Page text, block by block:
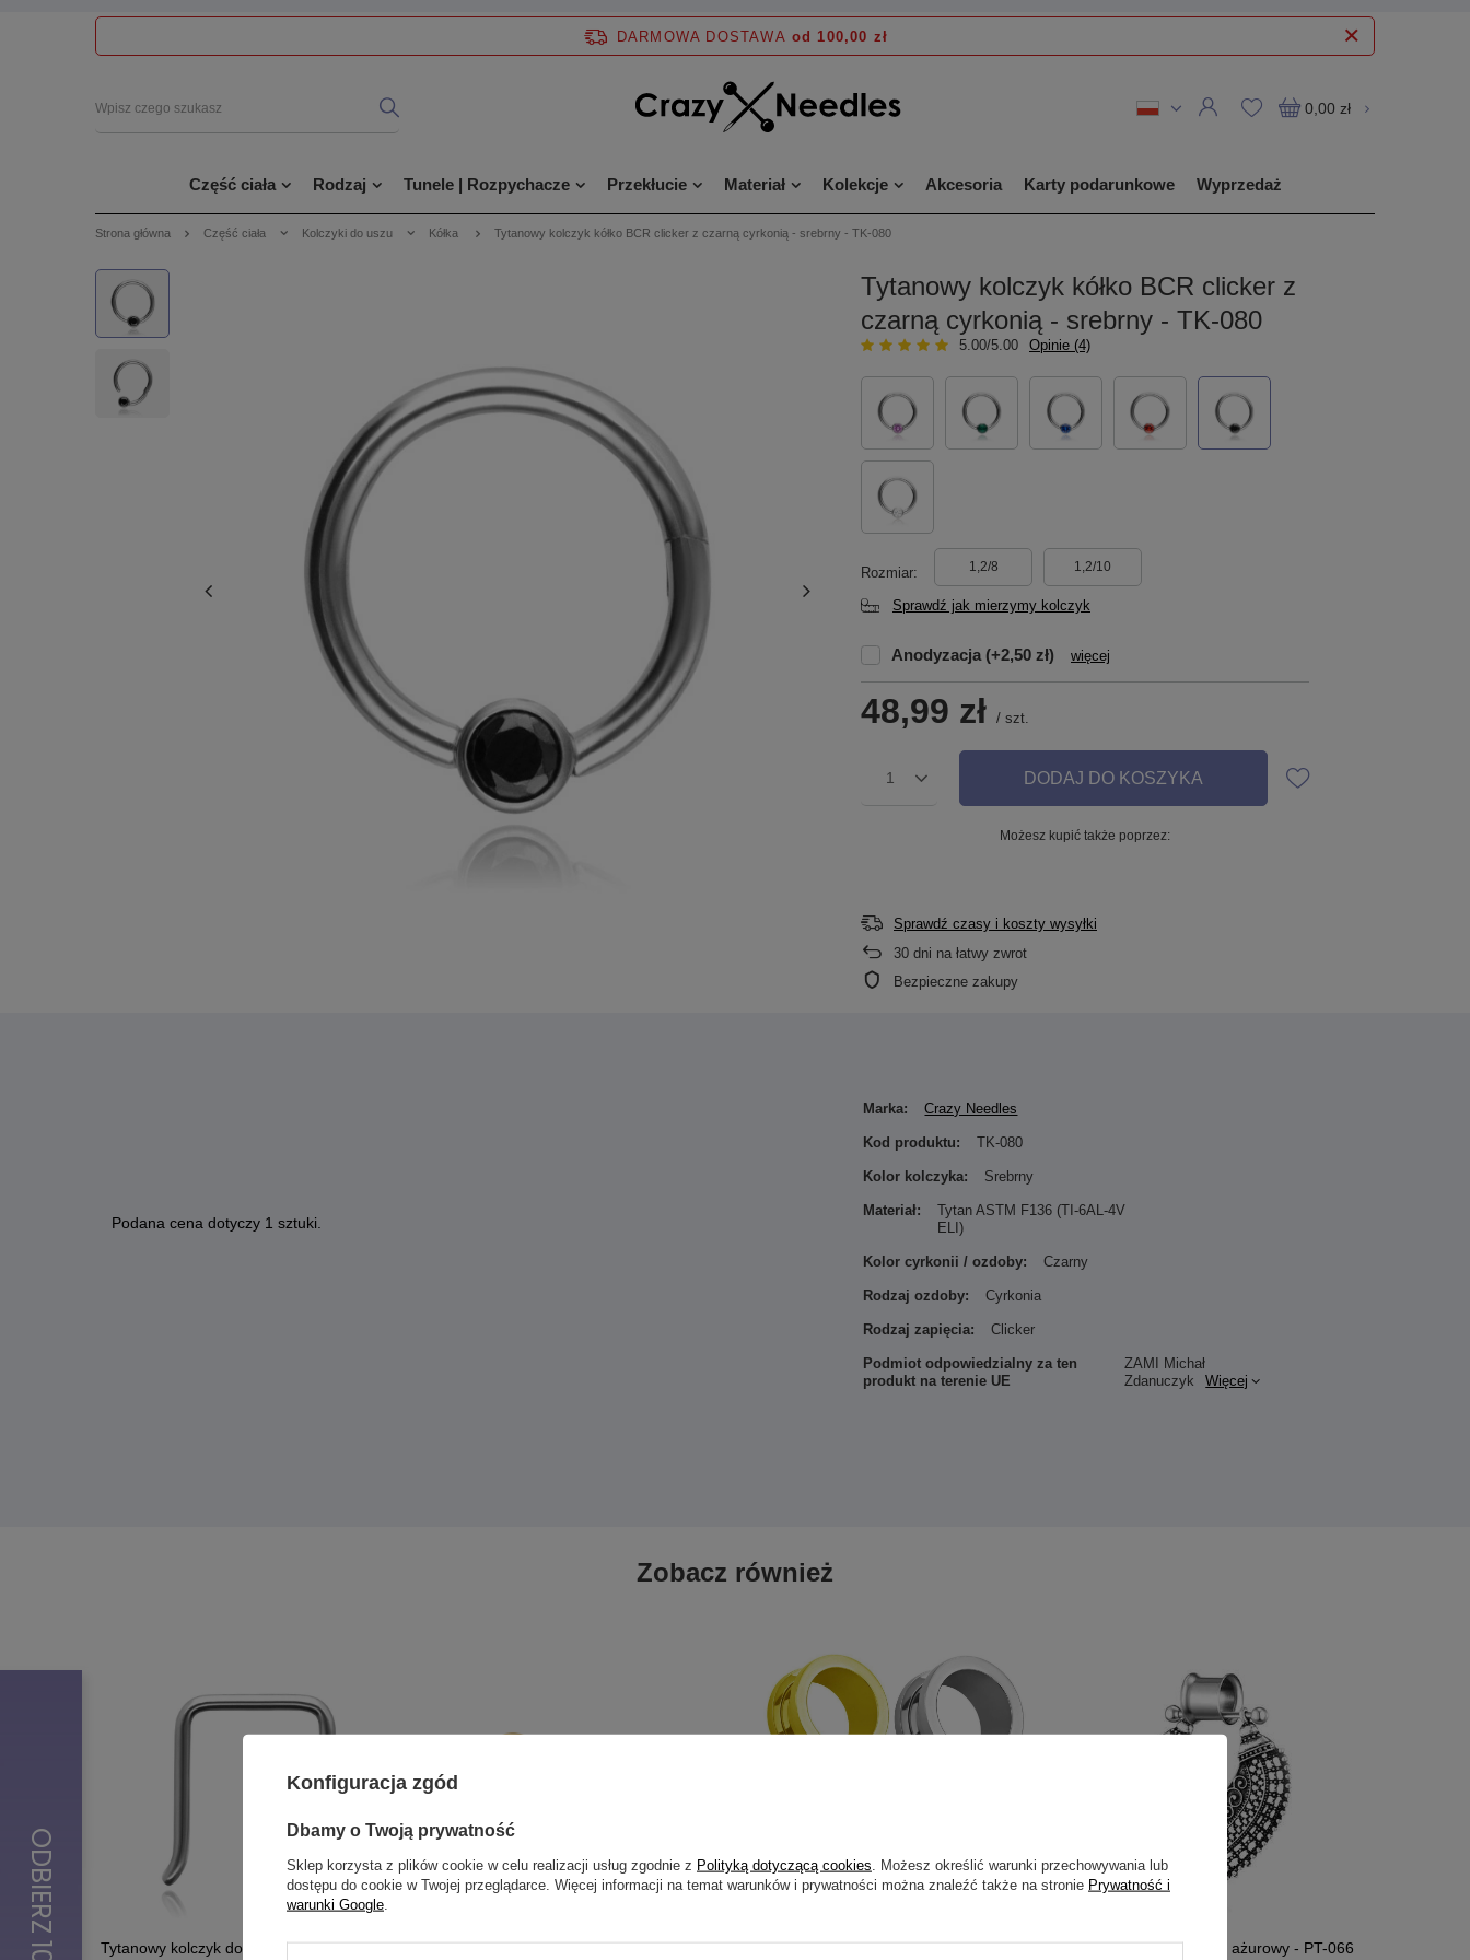
DARMOWA DOSTAWA od 100,00 zł
0,00 zł
Część ciała Rodzaj Tunele | Rozpychacze Przekłucie Materiał Kolekcje Akcesoria Karty podarunkowe Wyprzedaż
Strona główna Część ciała Kolczyki do uszu Kółka Tytanowy kolczyk kółko BCR clicker z czarną cyrkonią - srebrny - TK-080
Tytanowy kolczyk kółko BCR clicker z
czarną cyrkonią - srebrny - TK-080
5.00/5.00 Opinie (4)
Rozmiar 1,2/8 1,2/10
Sprawdź jak mierzymy kolczyk
Anodyzacja (+2,50 zł) więcej
48,99 zł / szt.
1 DODAJ DO KOSZYKA
Możesz kupić także poprzez:
Sprawdź czasy i koszty wysyłki
30 dni na łatwy zwrot
Bezpieczne zakupy
Podana cena dotyczy 1 sztuki.
Marka: Crazy Needles
Kod produktu: TK-080
Kolor kolczyka: Srebrny
Materiał:
Tytan ASTM F136 (TI-6AL-4V
ELI)
Kolor cyrkonii / ozdoby: Czarny
Rodzaj ozdoby: Cyrkonia
Rodzaj zapięcia: Clicker
Podmiot odpowiedzialny za ten
produkt na terenie UE
ZAMI Michał
Zdanuczyk
Więcej
Zobacz również
Tytanowy kolczyk do septum - srebrny - TN-
Tunel siodłowy ozdobny ażurowy - PT-066
Konfiguracja zgód
Dbamy o Twoją prywatność
Sklep korzysta z plików cookie w celu realizacji usług zgodnie z Polityką dotyczącą cookies . Możesz określić warunki przechowywania lub
dostępu do cookie w Twojej przeglądarce. Więcej informacji na temat warunków i prywatności można znaleźć także na stronie Prywatność i
warunki Google